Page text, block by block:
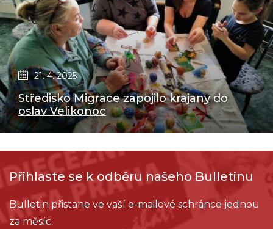
21. 4. 2025
Středisko Migrace zapojilo krajany do
oslav Velikonoc
Přihlaste se k odběru našeho Bulletinu
Bulletin přistane ve vaší e-mailové schránce jednou
za měsíc.